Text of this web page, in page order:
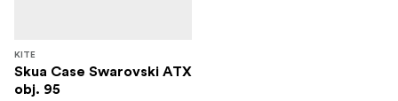
KITE
Skua Case Swarovski ATX
obj. 95